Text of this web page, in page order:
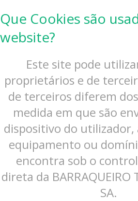
Que Cookies são
website?
Este site pode
proprietários e de
de terceiros diferem
medida em que são
dispositivo do
equipamento ou
encontra sob o
direta da BARRAQUEIRO
SA.